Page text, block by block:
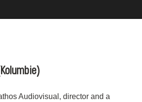
Audiovisual, director and a